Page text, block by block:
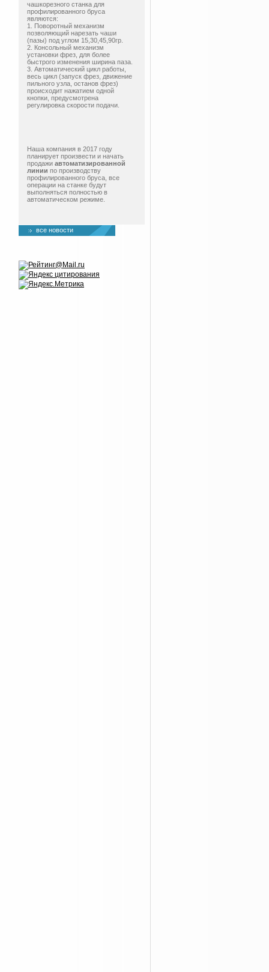
чашкорезного станка для
профилированного бруса
являются:
1. Поворотный механизм
позволяющий нарезать чаши
(пазы) под углом 15,30,45,90гр.
2. Консольный механизм
установки фрез, для более
быстрого изменения ширина паза.
3. Автоматический цикл работы,
весь цикл (запуск фрез, движение
пильного узла, останов фрез)
происходит нажатием одной
кнопки, предусмотрена
регулировка скорости подачи.
Наша компания в 2017 году
планирует произвести и начать
продажи автоматизированной
линии по производству
профилированного бруса, все
операции на станке будут
выполняться полностью в
автоматическом режиме.
все новости